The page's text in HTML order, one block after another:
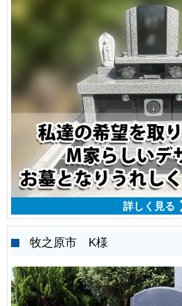
詳しく見る
牧之原市 K様